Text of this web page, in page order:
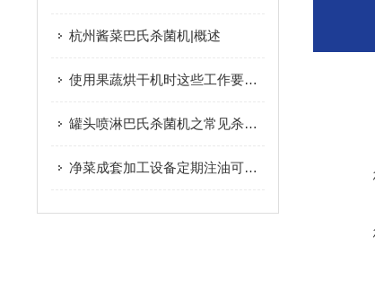
杭州酱菜巴氏杀菌机|概述
使用果蔬烘干机时这些工作要做好！
罐头喷淋巴氏杀菌机之常见杀菌方法介绍
净菜成套加工设备定期注油可防锈